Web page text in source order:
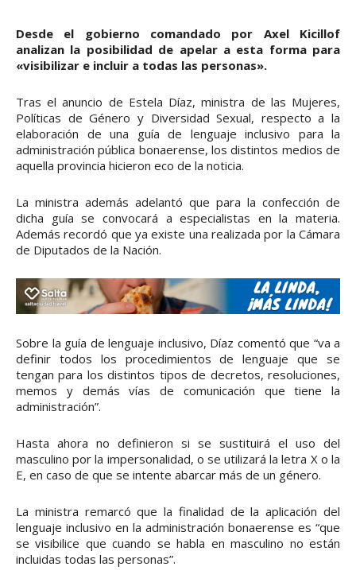
Desde el gobierno comandado por Axel Kicillof
analizan la posibilidad de apelar a esta forma para
«visibilizar e incluir a todas las personas».
Tras el anuncio de Estela Díaz, ministra de las Mujeres,
Políticas de Género y Diversidad Sexual, respecto a la
elaboración de una guía de lenguaje inclusivo para la
administración pública bonaerense, los distintos medios de
aquella provincia hicieron eco de la noticia.
La ministra además adelantó que para la confección de
dicha guía se convocará a especialistas en la materia.
Además recordó que ya existe una realizada por la Cámara
de Diputados de la Nación.
Sobre la guía de lenguaje inclusivo, Díaz comentó que “va a
definir todos los procedimientos de lenguaje que se
tengan para los distintos tipos de decretos, resoluciones,
memos y demás vías de comunicación que tiene la
administración”.
Hasta ahora no definieron si se sustituirá el uso del
masculino por la impersonalidad, o se utilizará la letra X o la
E, en caso de que se intente abarcar más de un género.
La ministra remarcó que la finalidad de la aplicación del
lenguaje inclusivo en la administración bonaerense es “que
se visibilice que cuando se habla en masculino no están
incluidas todas las personas”.